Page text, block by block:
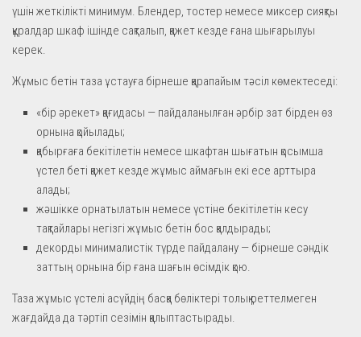
үшін жеткілікті минимум. Блендер, тостер немесе миксер сияқты
құралдар шкаф ішінде сақталып, қажет кезде ғана шығарылуы
керек.
Жұмыс бетін таза ұстауға бірнеше қарапайым тәсіл көмектеседі:
«бір әрекет» қағидасы — пайдаланылған әрбір зат бірден өз
орнына қойылады;
қабырғаға бекітілетін немесе шкафтан шығатын қосымша
үстел беті қажет кезде жұмыс аймағын екі есе арттыра
алады;
жәшікке орнатылатын немесе үстіне бекітілетін кесу
тақтайлары негізгі жұмыс бетін бос қалдырады;
декорды минималистік түрде пайдалану — бірнеше сәндік
заттың орнына бір ғана шағын өсімдік қою.
Таза жұмыс үстелі асүйдің басқа бөліктері толық реттелмеген
жағдайда да тәртіп сезімін қалыптастырады.